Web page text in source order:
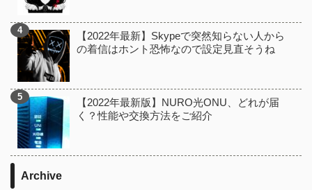
【2022年最新】Skypeで突然知らない人から
の着信はホント恐怖なので設定見直そうね
【2022年最新版】NURO光ONU、どれが届
く？性能や交換方法をご紹介
Archive